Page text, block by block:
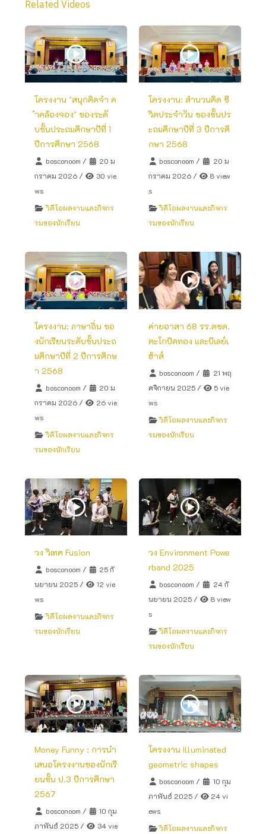
Related Videos
โครงงาน "สนุกคิดจำ ค
ำคล้องจอง" ของระดั
บชั้นประถมศึกษาปีที่ 1
ปีการศึกษา 2568
bosconoom /
20 ม
กราคม 2026 /
30 vie
ws
วิดีโอผลงานและกิจกร
รมของนักเรียน
โครงงาน: สำนวนคิด ชี
วิตประจำวัน ของชั้นปร
ะถมศึกษาปีที่ 3 ปีการศึ
กษา 2568
bosconoom /
20 ม
กราคม 2026/
8 view
s
วิดีโอผลงานและกิจกร
รมของนักเรียน
โครงงาน: ภาษาถิ่น ขอ
งนักเรียนระดับชั้นประถ
มศึกษาปีที่ 2 ปีการศึกษ
า 2568
bosconoom /
20 ม
กราคม 2026 /
26 vie
ws
วิดีโอผลงานและกิจกร
รมของนักเรียน
ค่ายอาสา 68 รร.ตชด.
ตะโกปิดทอง และบีเลย์เ
ฮ้าส์
bosconoom /
21 พฤ
ศจิกายน 2025/
5 vie
ws
วิดีโอผลงานและกิจกร
รมของนักเรียน
วง วิเทศ Fusion
bosconoom /
25 กั
นยายน 2025/
12 vie
ws
วิดีโอผลงานและกิจกร
รมของนักเรียน
วง Environment Powe
rband 2025
bosconoom /
24 กั
นยายน 2025/
8 view
s
วิดีโอผลงานและกิจกร
รมของนักเรียน
Money Funny : การนำ
เสนอโครงงานของนักเรี
ยนชั้น ป.3 ปีการศึกษา
2567
bosconoom /
10 กุม
ภาพันธ์ 2025 /
34 vie
โครงงาน Illuminated
geometric shapes
bosconoom /
10 กุม
ภาพันธ์ 2025/
24 vi
ews
วิดีโอผลงานและกิจกร